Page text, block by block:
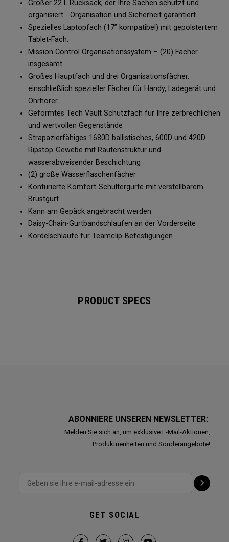
Großer 22 L Rucksack, der Ihre Sachen schützt und
organisiert - Organisation und Sicherheit garantiert.
Spezielles Laptopfach (17” kompatibel) mit gepolstertem
Tablet-Fach.
Mission Control Organisationssystem – (20) Fächer
insgesamt
Großes Hauptfach und drei Organisationsfächer,
einschließlich spezieller Fächer für Handy, Ladegerät und
Ohrhörer.
Geformtes Tech Vault Schutzfach für Ihre zerbrechlichen
und wertvollen Gegenstände
Strapazierfähiges 1680D ballistisches, 600D und 420D
Ripstop-Gewebe mit Rautenstruktur und
wasserabweisender Beschichtung
(2) große Wasserflaschenfächer
Konturierte Komfort-Schultergurte mit verstellbarem
Brustgurt
Kann am Gepäck angebracht werden
Daisy-Chain-Gurtbandschlaufen an der Vorderseite
Kordelschlaufe für Teamclip-Befestigungen
PRODUCT SPECS
ABONNIERE UNSEREN NEWSLETTER:
Melden Sie sich an, um exklusive E-Mail-Aktionen,
Produktneuheiten und Sonderangebote!
GET SOCIAL